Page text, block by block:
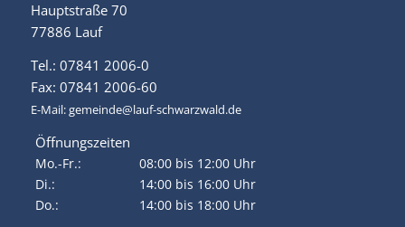
Hauptstraße 70
77886 Lauf
Tel.: 07841 2006-0
Fax: 07841 2006-60
E-Mail:gemeinde@lauf-schwarzwald.de
Öffnungszeiten
Mo.-Fr.:
08:00 bis 12:00 Uhr
Di.:
14:00 bis 16:00 Uhr
Do.:
14:00 bis 18:00 Uhr